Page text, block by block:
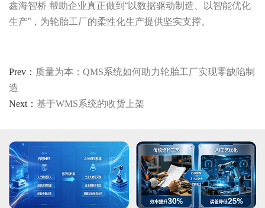
鑫海智桥 帮助企业真正做到“以数据驱动制造、以智能优化
生产”，为轮胎工厂的柔性化生产提供坚实支撑。
Prev： ​质量为本：QMS系统如何助力轮胎工厂实现零缺陷制
造
Next： 基于WMS系统的收货上架